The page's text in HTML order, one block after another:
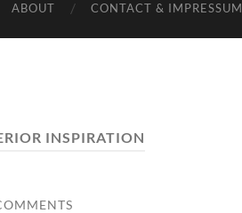
ABOUT CONTACT & IMPRESSUM
INSPIRATION